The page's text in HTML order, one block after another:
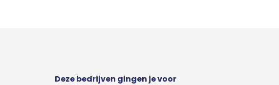
Deze bedrijven gingen je voor